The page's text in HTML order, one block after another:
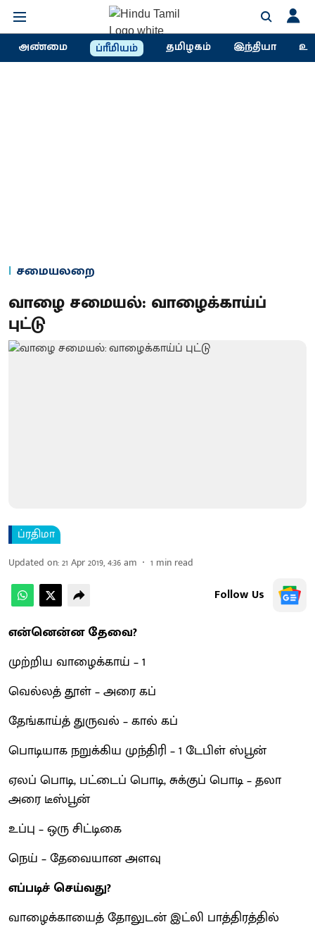
அண்மை ப்ரீமியம் தமிழகம் இந்தியா
சமையலறை
வாழை சமையல்: வாழைக்காய்ப்
புட்டு
ப்ரதிமா
Updated on:21 Apr 2019, 4:36 am 1 min read
Follow Us
என்னென்ன தேவை?
முற்றிய வாழைக்காய் – 1
வெல்லத் தூள் – அரை கப்
தேங்காய்த் துருவல் – கால் கப்
பொடியாக நறுக்கிய முந்திரி – 1 டேபிள் ஸ்பூன்
ஏலப் பொடி, பட்டைப் பொடி, சுக்குப் பொடி – தலா
அரை டீஸ்பூன்
உப்பு – ஒரு சிட்டிகை
நெய் – தேவையான அளவு
எப்படிச் செய்வது?
வாழைக்காயைத் தோலுடன் இட்லி பாத்திரத்தில்